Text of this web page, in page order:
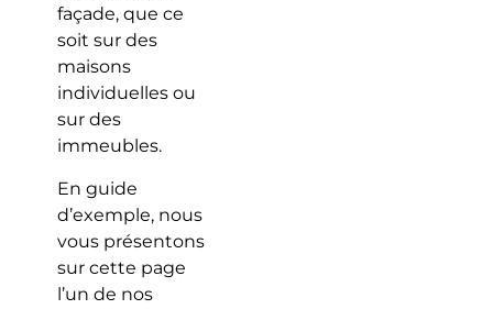
façade, que ce
soit sur des
maisons
individuelles ou
sur des
immeubles.
En guide
d’exemple, nous
vous présentons
sur cette page
l’un de nos